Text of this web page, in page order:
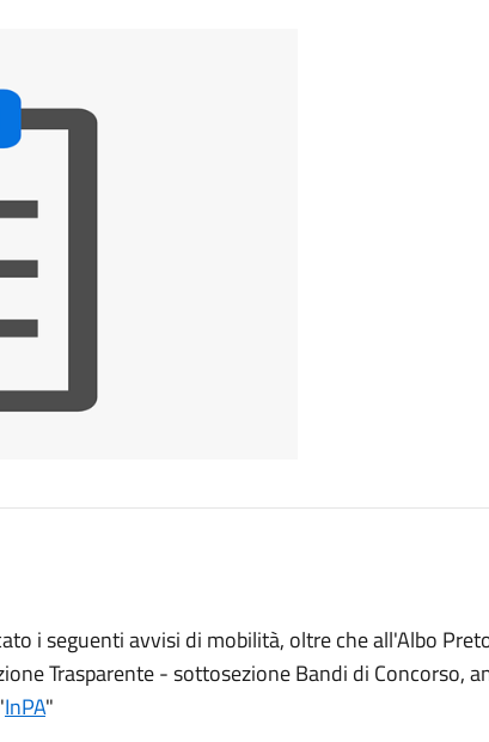
i seguenti avvisi di mobilità, oltre che all'Albo
Trasparente - sottosezione Bandi di Concorso,
InPA"